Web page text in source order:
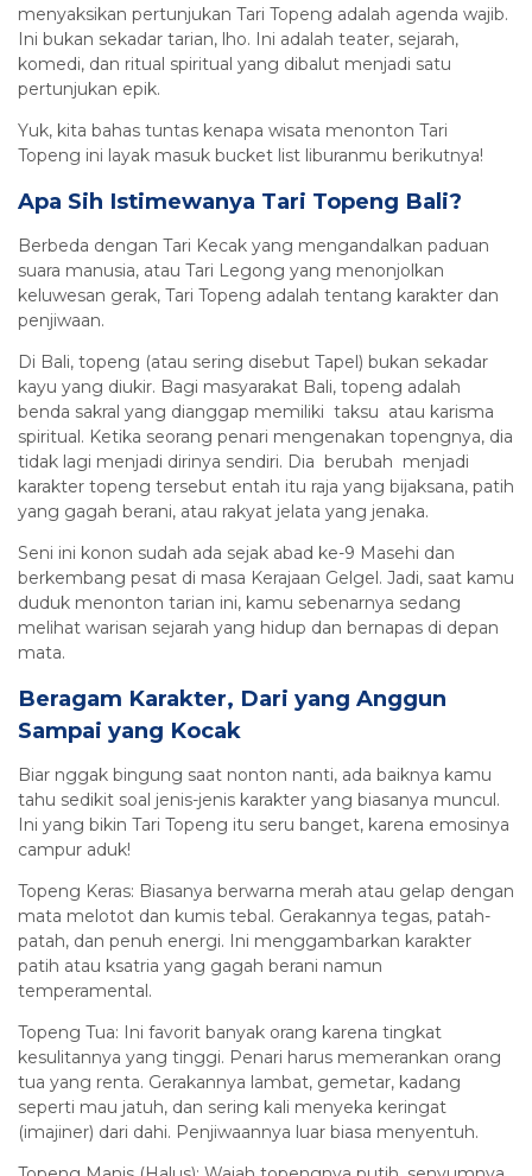
menyaksikan pertunjukan Tari Topeng adalah agenda wajib.
Ini bukan sekadar tarian, lho. Ini adalah teater, sejarah,
komedi, dan ritual spiritual yang dibalut menjadi satu
pertunjukan epik.
Yuk, kita bahas tuntas kenapa wisata menonton Tari
Topeng ini layak masuk bucket list liburanmu berikutnya!
Apa Sih Istimewanya Tari Topeng Bali?
Berbeda dengan Tari Kecak yang mengandalkan paduan
suara manusia, atau Tari Legong yang menonjolkan
keluwesan gerak, Tari Topeng adalah tentang karakter dan
penjiwaan.
Di Bali, topeng (atau sering disebut Tapel) bukan sekadar
kayu yang diukir. Bagi masyarakat Bali, topeng adalah
benda sakral yang dianggap memiliki taksu atau karisma
spiritual. Ketika seorang penari mengenakan topengnya, dia
tidak lagi menjadi dirinya sendiri. Dia berubah menjadi
karakter topeng tersebut entah itu raja yang bijaksana, patih
yang gagah berani, atau rakyat jelata yang jenaka.
Seni ini konon sudah ada sejak abad ke-9 Masehi dan
berkembang pesat di masa Kerajaan Gelgel. Jadi, saat kamu
duduk menonton tarian ini, kamu sebenarnya sedang
melihat warisan sejarah yang hidup dan bernapas di depan
mata.
Beragam Karakter, Dari yang Anggun
Sampai yang Kocak
Biar nggak bingung saat nonton nanti, ada baiknya kamu
tahu sedikit soal jenis-jenis karakter yang biasanya muncul.
Ini yang bikin Tari Topeng itu seru banget, karena emosinya
campur aduk!
Topeng Keras: Biasanya berwarna merah atau gelap dengan
mata melotot dan kumis tebal. Gerakannya tegas, patah-
patah, dan penuh energi. Ini menggambarkan karakter
patih atau ksatria yang gagah berani namun
temperamental.
Topeng Tua: Ini favorit banyak orang karena tingkat
kesulitannya yang tinggi. Penari harus memerankan orang
tua yang renta. Gerakannya lambat, gemetar, kadang
seperti mau jatuh, dan sering kali menyeka keringat
(imajiner) dari dahi. Penjiwaannya luar biasa menyentuh.